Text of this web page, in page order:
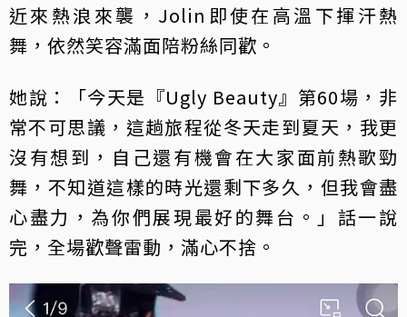
近來熱浪來襲，Jolin即使在高溫下揮汗熱
舞，依然笑容滿面陪粉絲同歡。
她說：「今天是『Ugly Beauty』第60場，非
常不可思議，這趟旅程從冬天走到夏天，我更
沒有想到，自己還有機會在大家面前熱歌勁
舞，不知道這樣的時光還剩下多久，但我會盡
心盡力，為你們展現最好的舞台。」話一說
完，全場歡聲雷動，滿心不捨。